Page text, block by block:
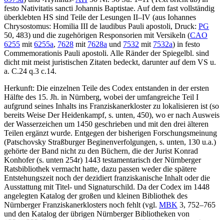
festo Nativitatis sancti Johannis Baptistae. Auf dem fast vollständig
überklebten HS sind Teile der Lesungen II–IV (aus Iohannes
Chrysostomus: Homilia III de laudibus Pauli apostoli, Druck: PG
50, 483) und die zugehörigen Responsorien mit Versikeln (CAO
6255 mit 6255a, 7628 mit 7628a und 7532 mit 7532a) in festo
Commemorationis Pauli apostoli. Alle Ränder der Spiegelbl. sind
dicht mit meist juristischen Zitaten bedeckt, darunter auf dem VS u.
a. C.24 q.3 c.14.
Herkunft: Die einzelnen Teile des Codex entstanden in der ersten
Hälfte des 15. Jh. in Nürnberg, wobei der umfangreiche Teil I
aufgrund seines Inhalts ins Franziskanerkloster zu lokalisieren ist (so
bereits Weise Der Heidenkampf, s. unten, 450), wo er nach Ausweis
der Wasserzeichen um 1450 geschrieben und mit den drei älteren
Teilen ergänzt wurde. Entgegen der bisherigen Forschungsmeinung
(Patschovsky Straßburger Beginenverfolgungen, s. unten, 130 u.a.)
gehörte der Band nicht zu den Büchern, die der Jurist Konrad
Konhofer (s. unten 254r) 1443 testamentarisch der Nürnberger
Ratsbibliothek vermacht hatte, dazu passen weder die spätere
Entstehungszeit noch der dezidiert franziskanische Inhalt oder die
Ausstattung mit Titel- und Signaturschild. Da der Codex im 1448
angelegten Katalog der großen und kleinen Bibliothek des
Nürnberger Franziskanerklosters noch fehlt (vgl. MBK 3, 752–765
und den Katalog der übrigen Nürnberger Bibliotheken von